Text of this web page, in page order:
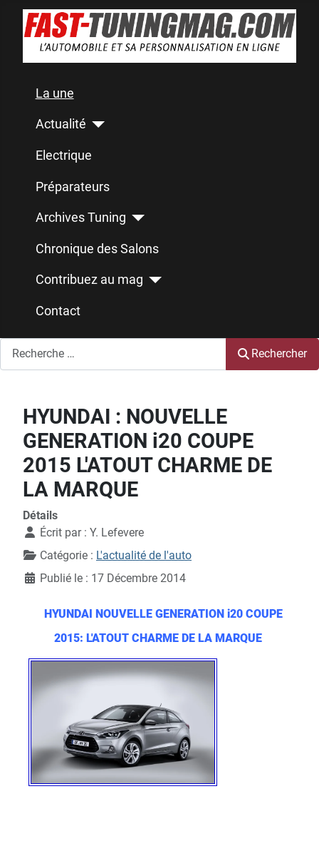
La une
Actualité
Electrique
Préparateurs
Archives Tuning
Chronique des Salons
Contribuez au mag
Contact
Rechercher
HYUNDAI : NOUVELLE
GENERATION i20 COUPE
2015 L'ATOUT CHARME DE
LA MARQUE
Détails
Écrit par : Y. Lefevere
Catégorie : L'actualité de l'auto
Publié le : 17 Décembre 2014
HYUNDAI NOUVELLE GENERATION i20 COUPE
2015: L'ATOUT CHARME DE LA MARQUE